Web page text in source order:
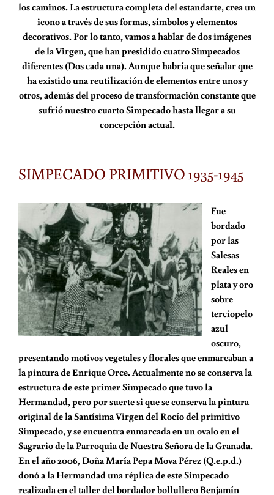
los caminos. La estructura completa del estandarte, crea un
icono a través de sus formas, símbolos y elementos
decorativos. Por lo tanto, vamos a hablar de dos imágenes
de la Virgen, que han presidido cuatro Simpecados
diferentes (Dos cada una). Aunque habría que señalar que
ha existido una reutilización de elementos entre unos y
otros, además del proceso de transformación constante que
sufrió nuestro cuarto Simpecado hasta llegar a su
concepción actual.
SIMPECADO PRIMITIVO 1935-1945
Fue
bordado
por las
Salesas
Reales en
plata y oro
sobre
terciopelo
azul
oscuro,
presentando motivos vegetales y florales que enmarcaban a
la pintura de Enrique Orce. Actualmente no se conserva la
estructura de este primer Simpecado que tuvo la
Hermandad, pero por suerte si que se conserva la pintura
original de la Santísima Virgen del Rocío del primitivo
Simpecado, y se encuentra enmarcada en un ovalo en el
Sagrario de la Parroquia de Nuestra Señora de la Granada.
En el año 2006, Doña María Pepa Mova Pérez (Q.e.p.d.)
donó a la Hermandad una réplica de este Simpecado
realizada en el taller del bordador bollullero Benjamín